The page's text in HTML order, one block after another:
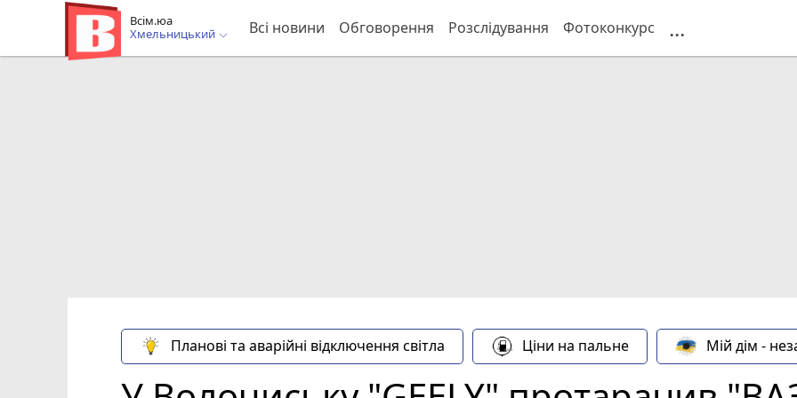
Всім.юа
Хмельницький
Всі новини Обговорення Розслідування Фотоконкурс ...
Планові та аварійні відключення світла Ціни на пальне Мій дім -